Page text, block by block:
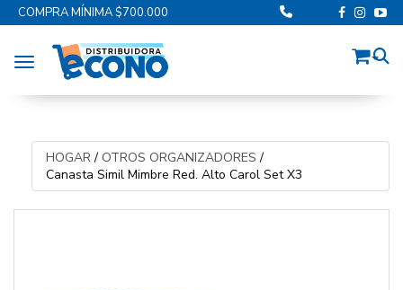
COMPRA MÍNIMA $700.000
Toggle navigation
HOGAR/ OTROS ORGANIZADORES /
Canasta Simil Mimbre Red. Alto Carol Set X3